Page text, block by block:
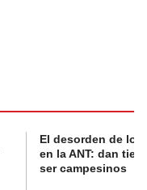
El desorden de
en la ANT: dan
ser campesinos